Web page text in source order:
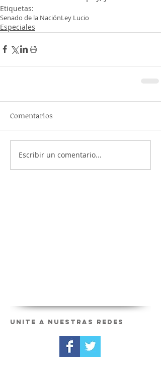
Etiquetas:
Senado de la NaciónLey Lucio
Especiales
Comentarios
Escribir un comentario...
Unite a nuestras redes